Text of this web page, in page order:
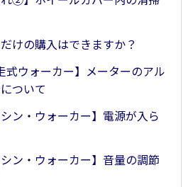
けの購入はできますか？
式ウォーカー】メーターのアル
ついて
シン・ウォーカー】電源が入ら
シン・ウォーカー】音量の調節